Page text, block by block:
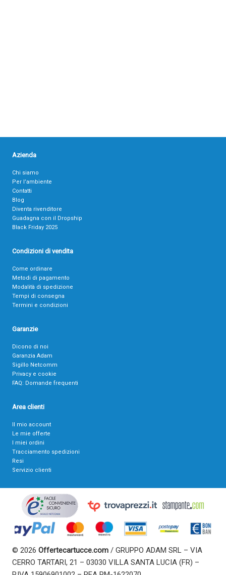
Azienda
Chi siamo
Per l’ambiente
Contatti
Blog
Diventa rivenditore
Guadagna con il Dropship
Black Friday 2025
Condizioni di vendita
Come ordinare
Metodi di pagamento
Modalità di spedizione
Tempi di consegna
Termini e condizioni
Garanzie
Dicono di noi
Garanzia Adam
Sigillo Netcomm
Privacy e cookie
FAQ: Domande frequenti
Area clienti
Il mio account
Le mie offerte
I miei ordini
Tracciamento spedizioni
Resi
Servizio clienti
© 2026 Offertecartucce.com / GRUPPO ADAM SRL – VIA
CERRO TARTARI, 21 – 03030 VILLA SANTA LUCIA (FR) –